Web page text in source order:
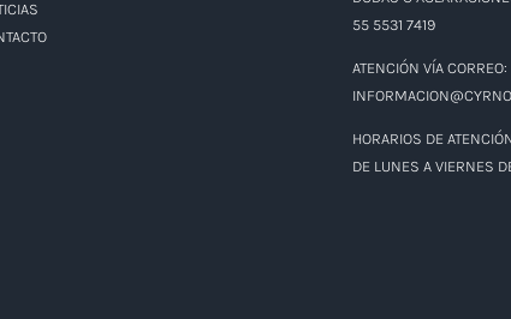
55 5531 7419
ATENCIÓN VÍA CORREO:
HORARIOS DE
DE LUNES A VIERNES